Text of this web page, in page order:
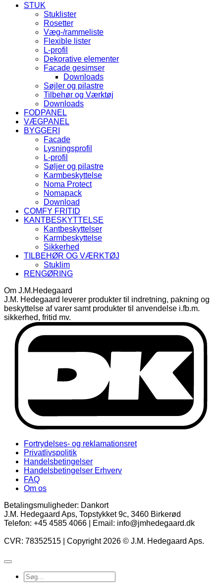
STUK
Stuklister
Rosetter
Væg-/rammeliste
Flexible lister
L-profil
Dekorative elementer
Facade gesimser
Downloads
Søjler og pilastre
Tilbehør og Værktøj
Downloads
FODPANEL
VÆGPANEL
BYGGERI
Facade
Lysningsprofil
L-profil
Søljer og pilastre
Karmbeskyttelse
Noma Protect
Nomapack
Download
COMFY FRITID
KANTBESKYTTELSE
Kantbeskyttelser
Karmbeskyttelse
Sikkerhed
TILBEHØR OG VÆRKTØJ
Stuklim
RENGØRING
Om J.M.Hedegaard
J.M. Hedegaard leverer produkter til indretning, pakning og
beskyttelse af varer samt produkter til anvendelse i.fb.m.
sikkerhed, fritid mv.
Fortrydelses- og reklamationsret
Privatlivspolitik
Handelsbetingelser
Handelsbetingelser Erhverv
FAQ
Om os
Betalingsmuligheder: Dankort
J.M. Hedegaard Aps, Topstykket 9c, 3460 Birkerød
Telefon: +45 4585 4066 | Email: info@jmhedegaard.dk
CVR: 78352515 | Copyright 2026 © J.M. Hedegaard Aps.
Søg
efter: